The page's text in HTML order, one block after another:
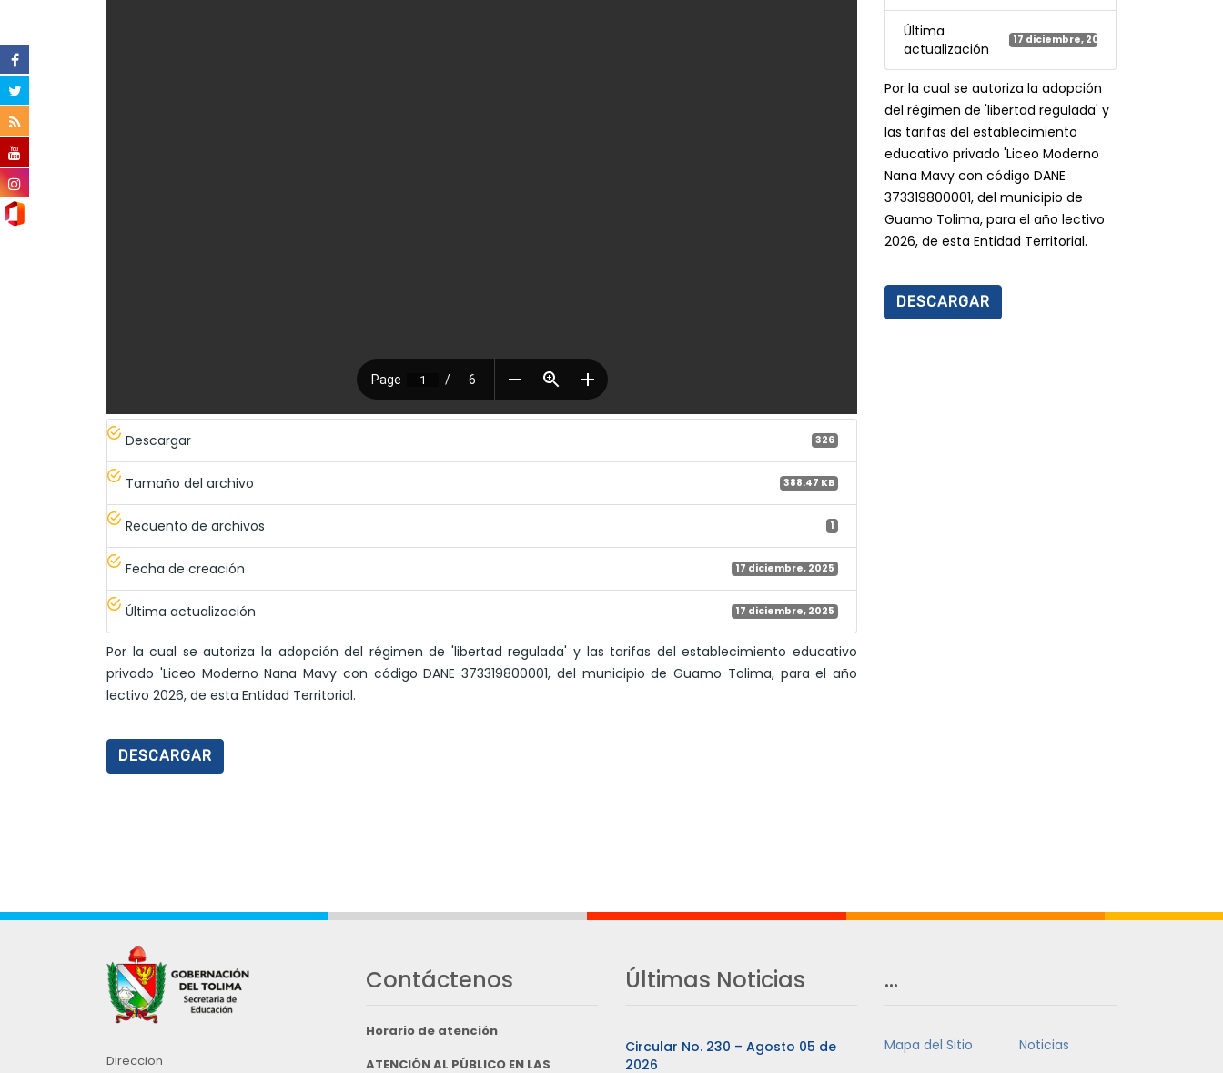
Descargar 326
Tamaño del archivo 388.47 KB
Recuento de archivos 1
Fecha de creación 17 diciembre, 2025
Última actualización 17 diciembre, 2025
Por la cual se autoriza la adopción del régimen de 'libertad regulada' y las tarifas del establecimiento educativo
privado 'Liceo Moderno Nana Mavy con código DANE 373319800001, del municipio de Guamo Tolima, para el año
lectivo 2026, de esta Entidad Territorial.
DESCARGAR
Última
actualización
17 diciembre, 2025
Por la cual se autoriza la adopción
del régimen de 'libertad regulada' y
las tarifas del establecimiento
educativo privado 'Liceo Moderno
Nana Mavy con código DANE
373319800001, del municipio de
Guamo Tolima, para el año lectivo
2026, de esta Entidad Territorial.
DESCARGAR
Direccion
Contáctenos
Horario de atención
ATENCIÓN AL PÚBLICO EN LAS
Últimas Noticias
Circular No. 230 – Agosto 05 de
2026
…
Mapa del Sitio
Noticias